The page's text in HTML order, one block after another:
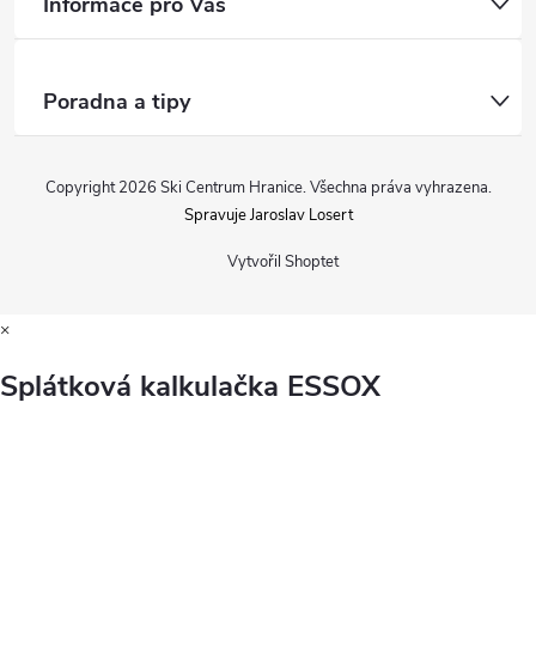
Poradna a tipy
Vytvořil Shoptet
Copyright 2026 Ski Centrum Hranice. Všechna práva vyhrazena.
Spravuje Jaroslav Losert
×
Splátková kalkulačka ESSOX